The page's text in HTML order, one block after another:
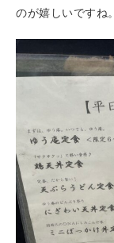
のが嬉しいですね。